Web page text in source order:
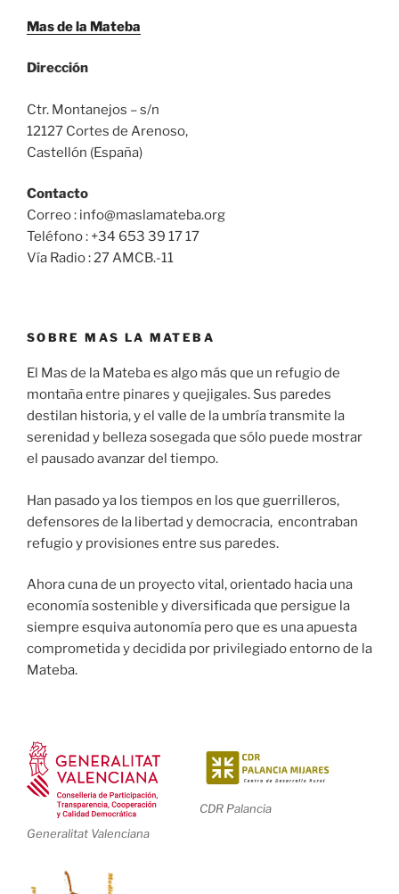
Mas de la Mateba
Dirección
Ctr. Montanejos – s/n
12127 Cortes de Arenoso,
Castellón (España)
Contacto
Correo : info@maslamateba.org
Teléfono : +34 653 39 17 17
Vía Radio : 27 AMCB.-11
SOBRE MAS LA MATEBA
El Mas de la Mateba es algo más que un refugio de
montaña entre pinares y quejigales. Sus paredes
destilan historia, y el valle de la umbría transmite la
serenidad y belleza sosegada que sólo puede mostrar
el pausado avanzar del tiempo.
Han pasado ya los tiempos en los que guerrilleros,
defensores de la libertad y democracia, encontraban
refugio y provisiones entre sus paredes.
Ahora cuna de un proyecto vital, orientado hacia una
economía sostenible y diversificada que persigue la
siempre esquiva autonomía pero que es una apuesta
comprometida y decidida por privilegiado entorno de la
Mateba.
Generalitat Valenciana
CDR Palancia